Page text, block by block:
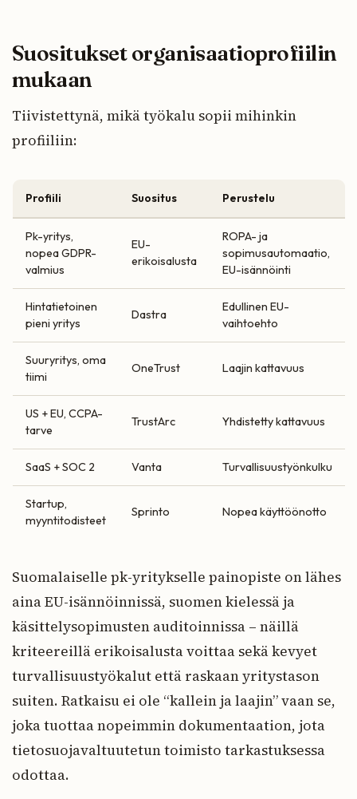
Suositukset organisaatioprofiilin
mukaan
Tiivistettynä, mikä työkalu sopii mihinkin
profiiliin:
Profiili Suositus Perustelu
Pk-yritys,
nopea GDPR-
valmius
EU-
erikoisalusta
ROPA- ja
sopimusautomaatio,
EU-isännöinti
Hintatietoinen
pieni yritys
Dastra
Edullinen EU-
vaihtoehto
Suuryritys, oma
tiimi
OneTrust Laajin kattavuus
US + EU, CCPA-
tarve
TrustArc Yhdistetty kattavuus
SaaS + SOC 2 Vanta Turvallisuustyönkulku
Startup,
myyntitodisteet
Sprinto Nopea käyttöönotto
Suomalaiselle pk-yritykselle painopiste on lähes
aina EU-isännöinnissä, suomen kielessä ja
käsittelysopimusten auditoinnissa – näillä
kriteereillä erikoisalusta voittaa sekä kevyet
turvallisuustyökalut että raskaan yritystason
suiten. Ratkaisu ei ole “kallein ja laajin” vaan se,
joka tuottaa nopeimmin dokumentaation, jota
tietosuojavaltuutetun toimisto tarkastuksessa
odottaa.